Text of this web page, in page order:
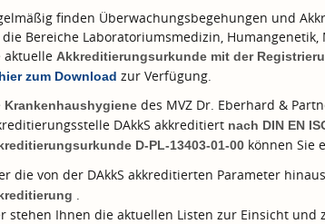
finden Überwachungsbegehungen und
Bereiche Laboratoriumsmedizin, Humangenetik,
aktuelle Akkreditierungsurkunde mit der
hier zum Download zur Verfügung.
Krankenhaushygienedes MVZ Dr. Eberhard &
DAkkS akkreditiert nach DIN EN
D-PL-13403-01-00können Sie
die von der DAkkS akkreditierten Parameter
stehen Ihnen die aktuellen Listen zur Einsicht und